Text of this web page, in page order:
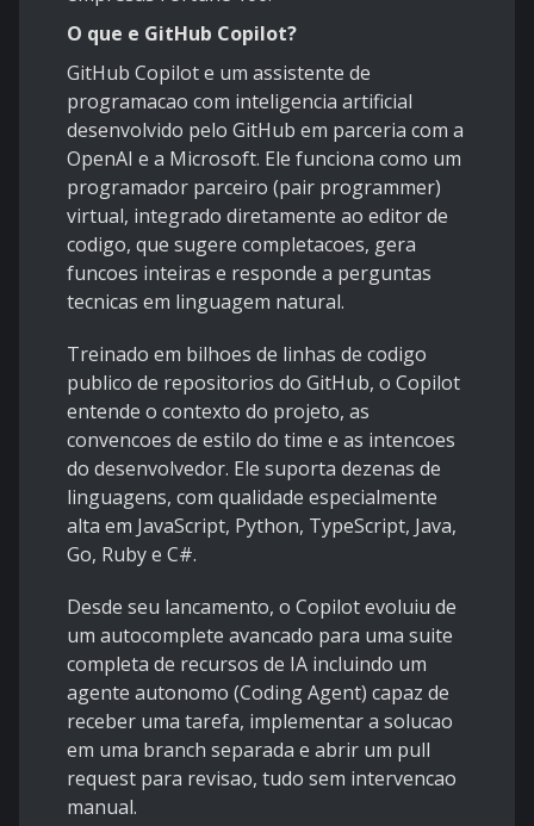
O que e GitHub Copilot?
GitHub Copilot e um assistente de
programacao com inteligencia artificial
desenvolvido pelo GitHub em parceria com a
OpenAI e a Microsoft. Ele funciona como um
programador parceiro (pair programmer)
virtual, integrado diretamente ao editor de
codigo, que sugere completacoes, gera
funcoes inteiras e responde a perguntas
tecnicas em linguagem natural.
Treinado em bilhoes de linhas de codigo
publico de repositorios do GitHub, o Copilot
entende o contexto do projeto, as
convencoes de estilo do time e as intencoes
do desenvolvedor. Ele suporta dezenas de
linguagens, com qualidade especialmente
alta em JavaScript, Python, TypeScript, Java,
Go, Ruby e C#.
Desde seu lancamento, o Copilot evoluiu de
um autocomplete avancado para uma suite
completa de recursos de IA incluindo um
agente autonomo (Coding Agent) capaz de
receber uma tarefa, implementar a solucao
em uma branch separada e abrir um pull
request para revisao, tudo sem intervencao
manual.